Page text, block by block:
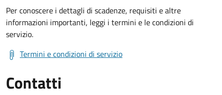
Per conoscere i dettagli di scadenze, requisiti e altre
informazioni importanti, leggi i termini e le condizioni di
servizio.
Termini e condizioni di servizio
Contatti